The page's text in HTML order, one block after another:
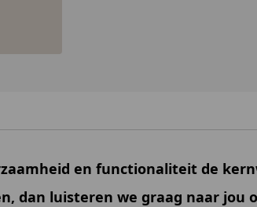
en functionaliteit de
dan luisteren we graag naar jou